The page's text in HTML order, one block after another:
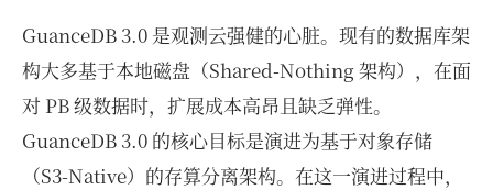
GuanceDB 3.0 是观测云强健的心脏。现有的数据库架
构大多基于本地磁盘（Shared-Nothing 架构），在面
对 PB 级数据时，扩展成本高昂且缺乏弹性。
GuanceDB 3.0 的核心目标是演进为基于对象存储
（S3-Native）的存算分离架构。在这一演进过程中，